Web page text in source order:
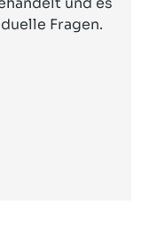
Fragen.